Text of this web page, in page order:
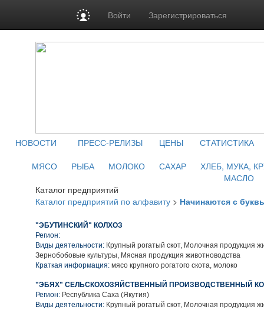
Войти Зарегистрироваться
НОВОСТИ ПРЕСС-РЕЛИЗЫ ЦЕНЫ
СТАТИСТИКА
МЯСО
РЫБА МОЛОКО САХАР
ХЛЕБ, МУКА,
МАСЛО
Каталог предприятий
Каталог предприятий по алфавиту > Начинаются с
"ЭБУТИНСКИЙ" КОЛХОЗ
Регион:
Виды деятельности: Крупный рогатый скот, Молочная продукция
Зернобобовые культуры, Мясная продукция животноводства
Краткая информация: мясо крупного рогатого скота, молоко
"ЭБЯХ" СЕЛЬСКОХОЗЯЙСТВЕННЫЙ ПРОИЗВОДСТВЕННЫЙ
Регион: Республика Саха (Якутия)
Виды деятельности: Крупный рогатый скот, Молочная продукция